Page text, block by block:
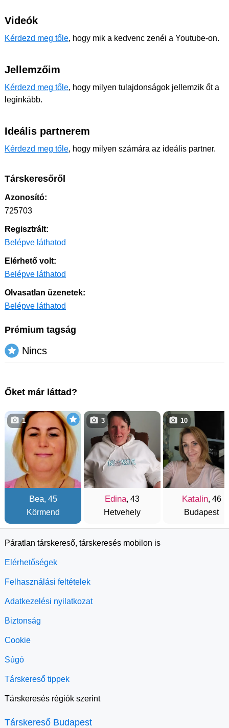
Videók
Kérdezd meg tőle, hogy mik a kedvenc zenéi a Youtube-on.
Jellemzőim
Kérdezd meg tőle, hogy milyen tulajdonságok jellemzik őt a
leginkább.
Ideális partnerem
Kérdezd meg tőle, hogy milyen számára az ideális partner.
Társkeresőről
Azonosító:
725703
Regisztrált:
Belépve láthatod
Elérhető volt:
Belépve láthatod
Olvasatlan üzenetek:
Belépve láthatod
Prémium tagság
Nincs
Őket már láttad?
Bea, 45
Körmend
1
Edina, 43
Hetvehely
3
Katalin, 46
Budapest
10
Páratlan társkereső, társkeresés mobilon is
Elérhetőségek
Felhasználási feltételek
Adatkezelési nyilatkozat
Biztonság
Cookie
Súgó
Társkereső tippek
Társkeresés régiók szerint
Társkereső Budapest